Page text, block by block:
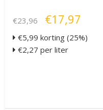
€23,96 €17,97
€5,99 korting (25%)
€2,27 per liter